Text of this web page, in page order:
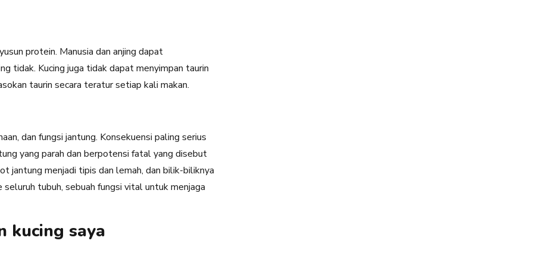
protein. Manusia dan anjing dapat
tidak. Kucing juga tidak dapat menyimpan taurin
taurin secara teratur setiap kali makan.
dan fungsi jantung. Konsekuensi paling serius
yang parah dan berpotensi fatal yang disebut
jantung menjadi tipis dan lemah, dan bilik-biliknya
tubuh, sebuah fungsi vital untuk menjaga
kucing saya